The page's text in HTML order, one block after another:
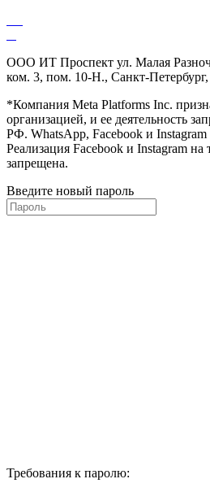
ООО ИТ Проспект ул. Малая
ком. 3, пом. 10-Н., Санкт-
*Компания Meta Platforms Inc.
организацией, и ее деятельность
РФ. WhatsApp, Facebook и Instagram
Реализация Facebook и Instagram
запрещена.
Введите новый пароль
Требования к паролю: